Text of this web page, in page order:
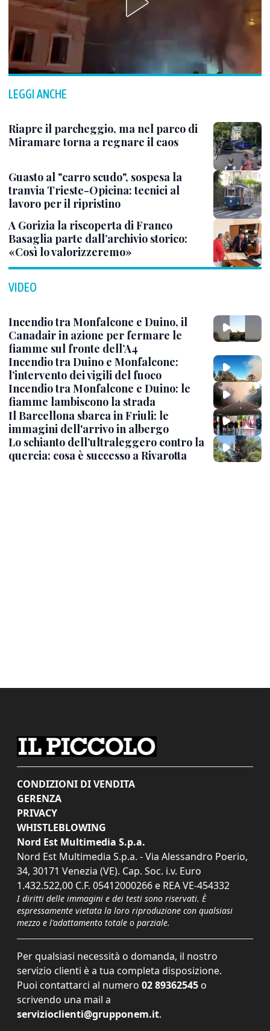
LEGGI ANCHE
Riapre il parcheggio, ma nel parco di
Miramare torna a regnare il caos
Guasto al "carro scudo", sospesa la
tranvia Trieste-Opicina: tecnici al
lavoro per il ripristino
A Gorizia la riscoperta di Franco
Basaglia parte dall’archivio storico:
«Così lo valorizzeremo»
VIDEO
Incendio tra Monfalcone e Duino, il
Canadair in azione per fermare le
fiamme sul fronte dell’A4
Incendio tra Duino e Monfalcone:
l’intervento dei vigili del fuoco
Incendio tra Monfalcone e Duino: le
fiamme lambiscono la strada
Il Barcellona sbarca in Friuli: le
immagini dell'arrivo in albergo
Lo schianto dell’ultraleggero contro la
quercia: cosa è successo a Rivarotta
CONDIZIONI DI VENDITA
GERENZA
PRIVACY
WHISTLEBLOWING
Nord Est Multimedia S.p.a.
Nord Est Multimedia S.p.a. - Via Alessandro Poerio,
34, 30171 Venezia (VE). Cap. Soc. i.v. Euro
1.432.522,00 C.F. 05412000266 e REA VE-454332
I diritti delle immagini e dei testi sono riservati. È
espressamente vietata la loro riproduzione con qualsiasi
mezzo e l'adattamento totale o parziale.
Per qualsiasi necessità o domanda, il nostro
servizio clienti è a tua completa disposizione.
Puoi contattarci al numero 02 89362545 o
scrivendo una mail a
servizioclienti@grupponem.it.